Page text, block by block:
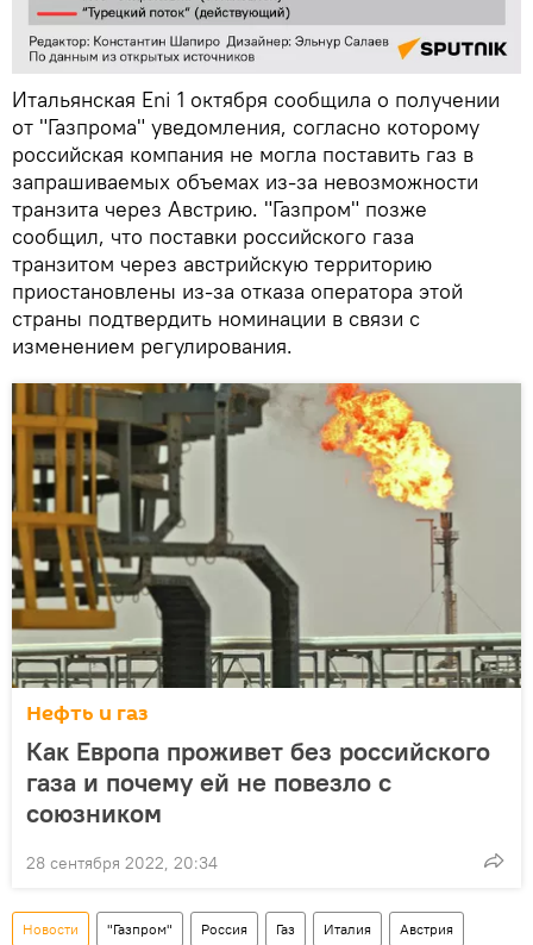
Итальянская Eni 1 октября сообщила о получении
от "Газпрома" уведомления, согласно которому
российская компания не могла поставить газ в
запрашиваемых объемах из-за невозможности
транзита через Австрию. "Газпром" позже
сообщил, что поставки российского газа
транзитом через австрийскую территорию
приостановлены из-за отказа оператора этой
страны подтвердить номинации в связи с
изменением регулирования.
Нефть и газ
Как Европа проживет без российского
газа и почему ей не повезло с
союзником
28 сентября 2022, 20:34
Новости "Газпром" Россия Газ Италия Австрия